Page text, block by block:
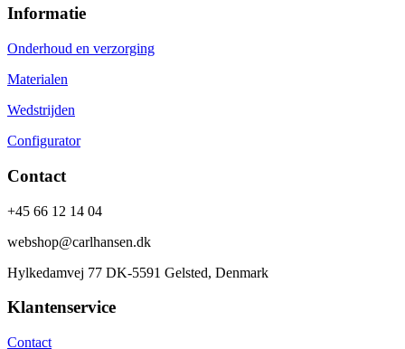
Informatie
Onderhoud en verzorging
Materialen
Wedstrijden
Configurator
Contact
+45 66 12 14 04
webshop@carlhansen.dk
Hylkedamvej 77 DK-5591 Gelsted, Denmark
Klantenservice
Contact